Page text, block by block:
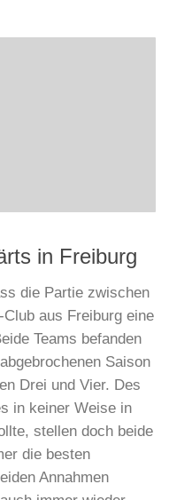
in Freiburg
die Partie zwischen
aus Freiburg eine
Teams befanden
Saison
Drei und Vier. Des
in keiner Weise in
stellen doch beide
die besten
Annahmen